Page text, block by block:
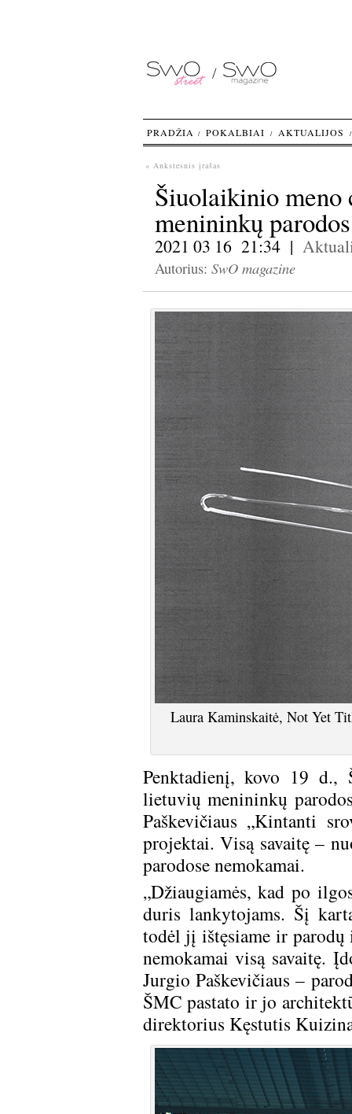
« Ankstesnis įrašas
Šiuolaikinio meno
menininkų parodos
2021 03 16 21:34 |
Autorius: SwO magazine
Laura Kaminskaitė, Not Yet
Penktadienį, kovo 19 d.,
lietuvių menininkų
Paškevičiaus „Kintanti
projektai. Visą savaitę –
parodose nemokamai.
„Džiaugiamės, kad po
duris lankytojams. Šį
todėl jį ištęsiame ir
nemokamai visą savaitę.
Jurgio Paškevičiaus –
ŠMC pastato ir jo
direktorius Kęstutis
PRADŽIA POKALBIAI AKTUALIJOS